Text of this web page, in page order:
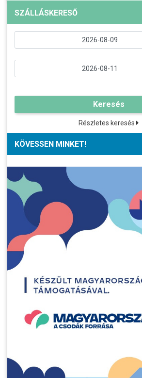
SZÁLLÁSKERESŐ
Keresés
Részletes keresés
KÖVESSEN MINKET!